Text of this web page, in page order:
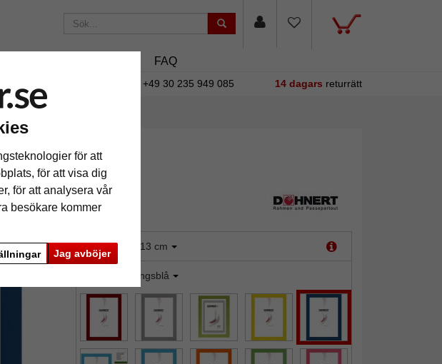
för att
för att visa dig
för att analysera vår
besökare kommer
Jag avböjer
FAQ
+49 30 235 949 085 14 dagars returrätt
format: 9x13 cm
konungsblå